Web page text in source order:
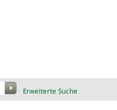
Erweiterte Suche